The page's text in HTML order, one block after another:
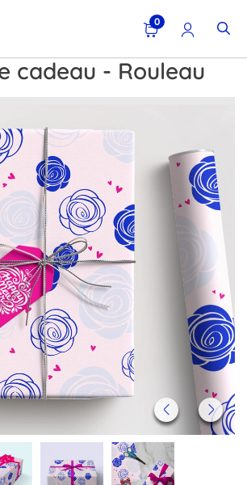
0
cadeau - Rouleau